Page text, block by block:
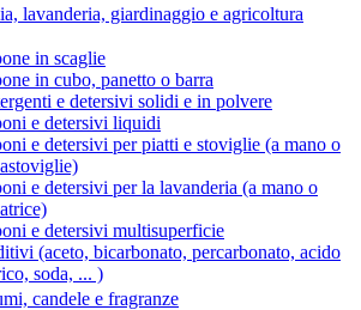
lavanderia, giardinaggio e agricoltura
in scaglie
in cubo, panetto o barra
e detersivi solidi e in polvere
e detersivi liquidi
e detersivi per piatti e stoviglie (a mano o
e detersivi per la lavanderia (a mano o
e detersivi multisuperficie
(aceto, bicarbonato, percarbonato, acido
soda, ... )
candele e fragranze